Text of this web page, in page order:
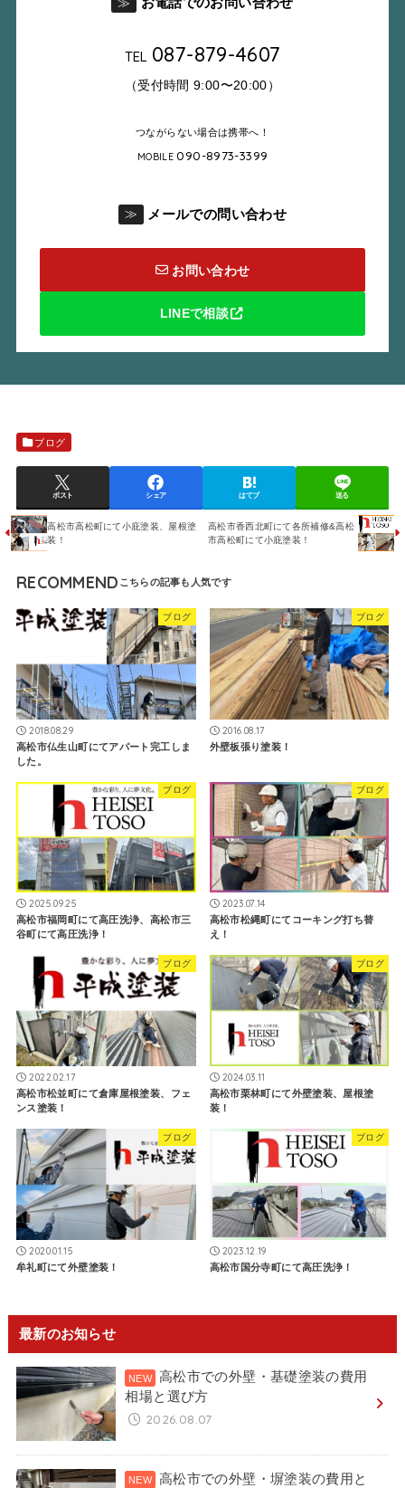
≫
TEL 087-879-4607
（受付時間 9:00〜20:00）
つながらない場合は携帯へ！
MOBILE090-8973-3399
≫ メールでの問い合わせ
お問い合わせ
LINEで相談
ブログ
ポスト シェア はてブ 送る
高松市高松町にて小庇塗装、屋根塗
装！
高松市香西北町にて各所補修&高松
市高松町にて小庇塗装！
RECOMMEND
ブログ
2018.08.29
高松市仏生山町にてアパート完工しま
した。
ブログ
2016.08.17
外壁板張り塗装！
ブログ
2025.09.25
高松市福岡町にて高圧洗浄、高松市三
谷町にて高圧洗浄！
ブログ
2023.07.14
高松市松縄町にてコーキング打ち替
え！
ブログ
2022.02.17
高松市松並町にて倉庫屋根塗装、フェ
ンス塗装！
ブログ
2024.03.11
高松市栗林町にて外壁塗装、屋根塗
装！
ブログ
2020.01.15
牟礼町にて外壁塗装！
ブログ
2023.12.19
高松市国分寺町にて高圧洗浄！
最新のお知らせ
高松市での外壁・基礎塗装の費用
相場と選び方
2026.08.07
高松市での外壁・塀塗装の費用と